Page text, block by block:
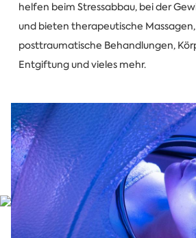
helfen beim Stressabbau, bei der
und bieten therapeutische
posttraumatische Behandlungen,
Entgiftung und vieles mehr.